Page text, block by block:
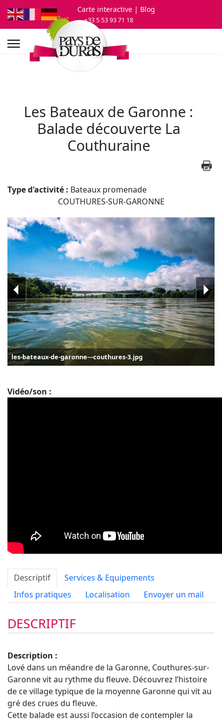
Carte interactive| Blog
+33 5 53 93 71 18
Les Bateaux de Garonne :
Balade découverte La
Couthuraine
Type d'activité : Bateaux promenade
COUTHURES-SUR-GARONNE
les-bateaux-de-garonne---couthures-3.jpg
Vidéo/son :
Descriptif
Services & Equipements
Infos pratiques
Localisation Envoyer un mail
DESCRIPTIF
Description :
Lové dans un méandre de la Garonne, Couthures-sur-
Garonne vit au rythme du fleuve. Découvrez l’histoire
de ce village typique de la moyenne Garonne qui vit au
gré des crues du fleuve.
Cette balade est aussi l’occasion de contempler la